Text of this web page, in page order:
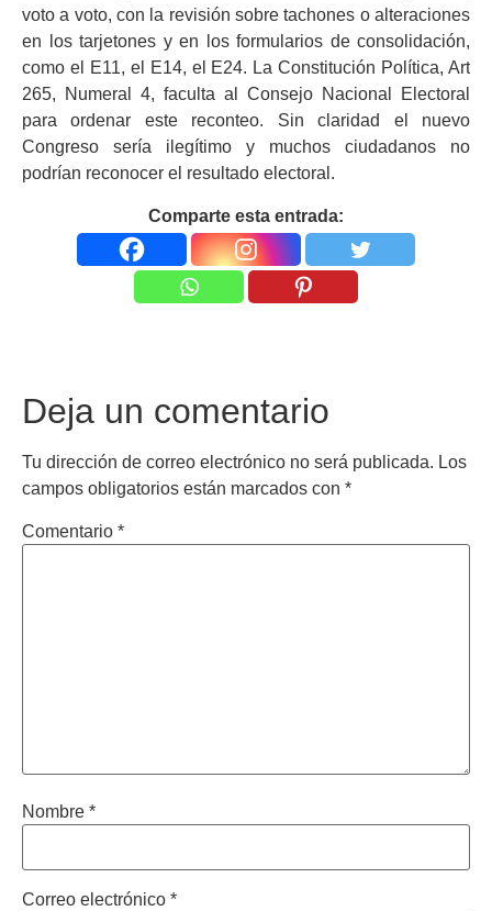
voto a voto, con la revisión sobre tachones o alteraciones
en los tarjetones y en los formularios de consolidación,
como el E11, el E14, el E24. La Constitución Política, Art
265, Numeral 4, faculta al Consejo Nacional Electoral
para ordenar este reconteo. Sin claridad el nuevo
Congreso sería ilegítimo y muchos ciudadanos no
podrían reconocer el resultado electoral.
Comparte esta entrada:
Deja un comentario
Tu dirección de correo electrónico no será publicada. Los
campos obligatorios están marcados con *
Comentario *
Nombre *
Correo electrónico *